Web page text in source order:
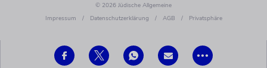
•••
© 2026 Jüdische Allgemeine
Impressum
/ Datenschutzerklärung / AGB / Privatsphäre